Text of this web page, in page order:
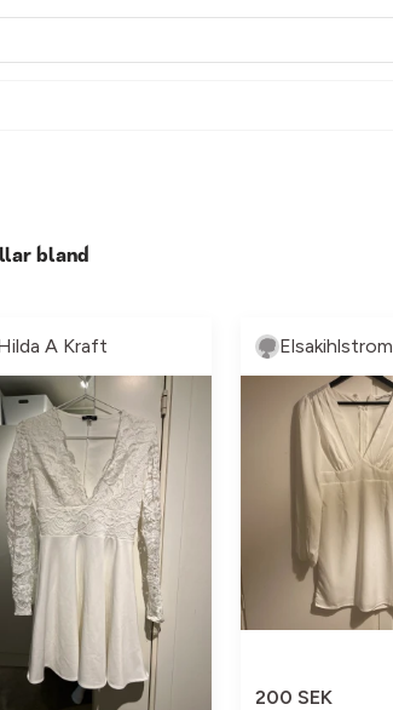
bland
A Kraft Elsakihlstrom
200 SEK